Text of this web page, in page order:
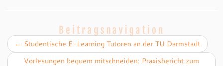
Beitragsnavigation
← Studentische E-Learning Tutoren an der TU Darmstadt
Vorlesungen bequem mitschneiden: Praxisbericht zum